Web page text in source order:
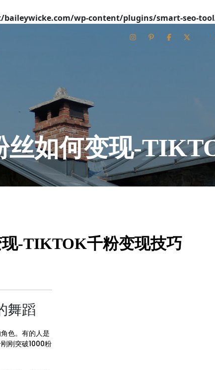
wp-content/plugins/smart-seo-
丝如何变现-
-TIKTOK千粉变现技巧
舞蹈
色。有的人是
刚突破1000粉